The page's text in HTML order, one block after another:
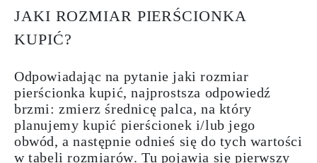
JAKI ROZMIAR PIERŚCIONKA
KUPIĆ?
Odpowiadając na pytanie jaki rozmiar
pierścionka kupić, najprostsza odpowiedź
brzmi: zmierz średnicę palca, na który
planujemy kupić pierścionek i/lub jego
obwód, a następnie odnieś się do tych wartości
wtabeli rozmiarów. Tu pojawia się pierwszy